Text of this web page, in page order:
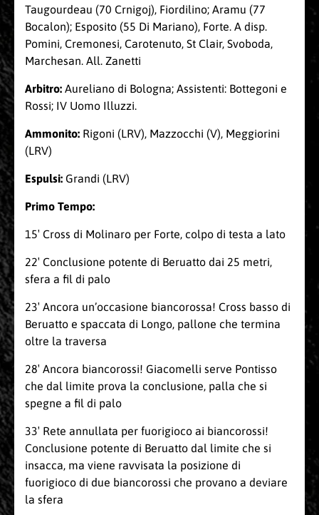
Taugourdeau (70 Crnigoj), Fiordilino; Aramu (77
Bocalon); Esposito (55 Di Mariano), Forte. A disp.
Pomini, Cremonesi, Carotenuto, St Clair, Svoboda,
Marchesan. All. Zanetti
Arbitro: Aureliano di Bologna; Assistenti: Bottegoni e
Rossi; IV Uomo Illuzzi.
Ammonito: Rigoni (LRV), Mazzocchi (V), Meggiorini
(LRV)
Espulsi: Grandi (LRV)
Primo Tempo:
15′ Cross di Molinaro per Forte, colpo di testa a lato
22′ Conclusione potente di Beruatto dai 25 metri,
sfera a fil di palo
23′ Ancora un’occasione biancorossa! Cross basso di
Beruatto e spaccata di Longo, pallone che termina
oltre la traversa
28′ Ancora biancorossi! Giacomelli serve Pontisso
che dal limite prova la conclusione, palla che si
spegne a fil di palo
33′ Rete annullata per fuorigioco ai biancorossi!
Conclusione potente di Beruatto dal limite che si
insacca, ma viene ravvisata la posizione di
fuorigioco di due biancorossi che provano a deviare
la sfera